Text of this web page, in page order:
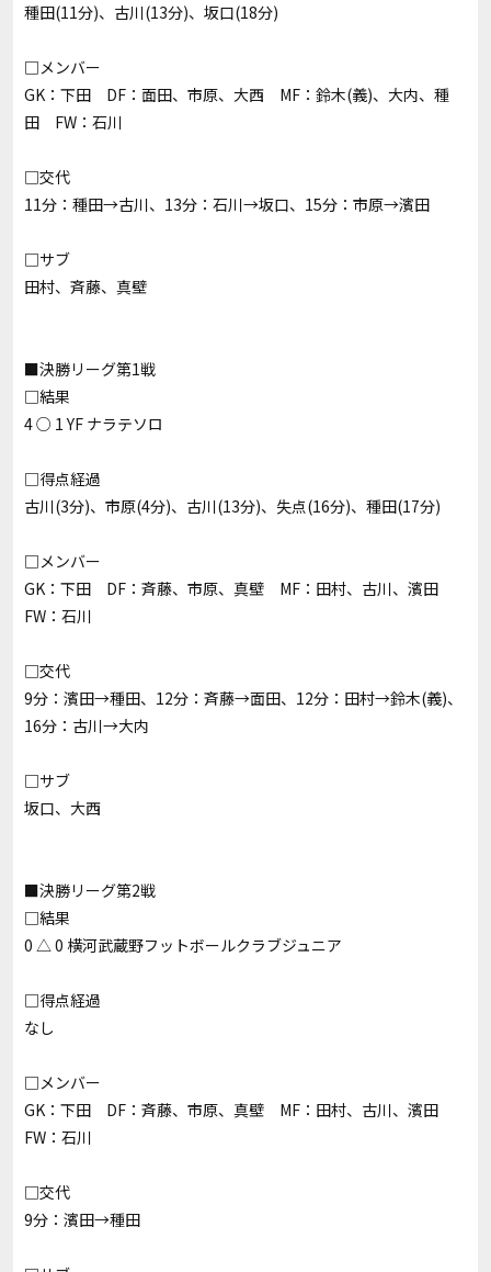
種田(11分)、古川(13分)、坂口(18分)
□メンバー
GK：下田 DF：面田、市原、大西 MF：鈴木(義)、大内、種
田 FW：石川
□交代
11分：種田→古川、13分：石川→坂口、15分：市原→濱田
□サブ
田村、斉藤、真壁
■決勝リーグ第1戦
□結果
4 ○ 1 YF ナラテソロ
□得点経過
古川(3分)、市原(4分)、古川(13分)、失点(16分)、種田(17分)
□メンバー
GK：下田 DF：斉藤、市原、真壁 MF：田村、古川、濱田
FW：石川
□交代
9分：濱田→種田、12分：斉藤→面田、12分：田村→鈴木(義)、
16分：古川→大内
□サブ
坂口、大西
■決勝リーグ第2戦
□結果
0 △ 0 横河武蔵野フットボールクラブジュニア
□得点経過
なし
□メンバー
GK：下田 DF：斉藤、市原、真壁 MF：田村、古川、濱田
FW：石川
□交代
9分：濱田→種田